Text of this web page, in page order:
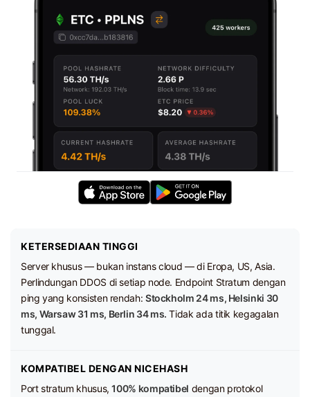
KETERSEDIAAN TINGGI
Server khusus — bukan instans cloud — di Eropa, US, Asia.
Perlindungan DDOS di setiap node. Endpoint Stratum dengan
ping yang konsisten rendah: Stockholm 24 ms, Helsinki 30
ms, Warsaw 31 ms, Berlin 34 ms. Tidak ada titik kegagalan
tunggal.
KOMPATIBEL DENGAN NICEHASH
Port stratum khusus,100% kompatibel dengan protokol